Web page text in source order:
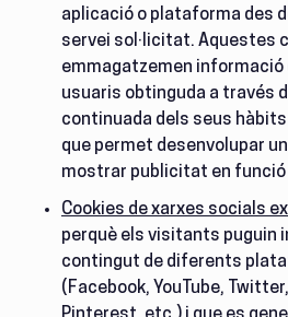
aplicació o plataforma des
servei sol·licitat. Aquestes
emmagatzemen
usuaris obtinguda a través
continuada dels seus
que permet desenvolupar
mostrar publicitat en funció
Cookies de xarxes socials
perquè els visitants puguin
contingut de diferents
(Facebook, YouTube,